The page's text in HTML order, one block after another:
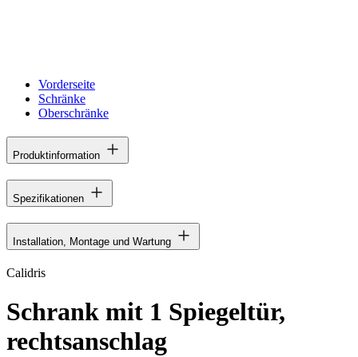
Vorderseite
Schränke
Oberschränke
Produktinformation
Spezifikationen
Installation, Montage und Wartung
Calidris
Schrank mit 1 Spiegeltür,
rechtsanschlag